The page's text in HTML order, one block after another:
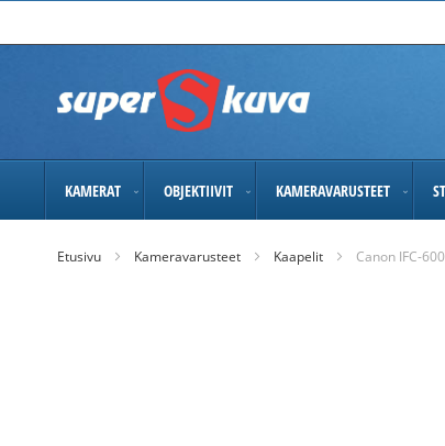
to
KAMERAT OBJEKTIIVIT KAMERAVARUSTEET
Etusivu Kameravarusteet Kaapelit Canon IFC-